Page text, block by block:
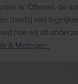
is. Oftewel: de
daarbij niet
hoe wij dit
& Metingen.